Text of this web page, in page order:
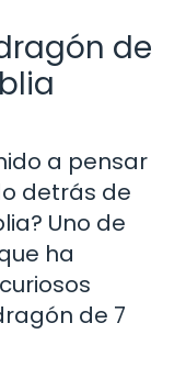
de
a pensar
detrás de
Uno de
ha
de 7